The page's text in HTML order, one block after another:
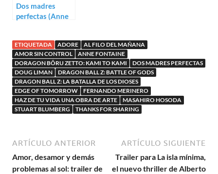
Dos madres
perfectas (Anne
ETIQUETADA ADORE
AL FILO DEL MAÑANA
AMOR SIN CONTROL
ANNE FONTAINE
DORAGON BÔRU ZETTO: KAMI TO KAMI
DOS MADRES PERFECTAS
DOUG LIMAN
DRAGON BALL Z: BATTLE OF GODS
DRAGON BALL Z: LA BATALLA DE LOS DIOSES
EDGE OF TOMORROW
FERNANDO MERINERO
HAZ DE TU VIDA UNA OBRA DE ARTE
MASAHIRO HOSODA
STUART BLUMBERG
THANKS FOR SHARING
ARTÍCULO ANTERIOR
Amor, desamor y demás
problemas al sol: trailer de
ARTÍCULO SIGUIENTE
Trailer para La isla mínima,
el nuevo thriller de Alberto